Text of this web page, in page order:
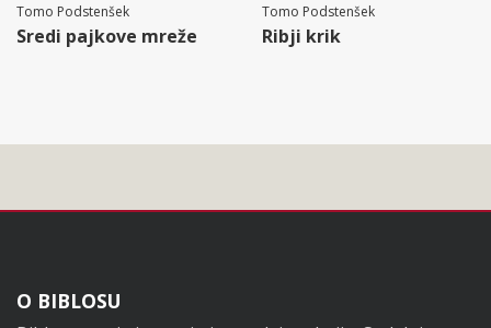
Tomo Podstenšek
Sredi pajkove mreže
Tomo Podstenšek
Ribji krik
Noga
O BIBLOSU